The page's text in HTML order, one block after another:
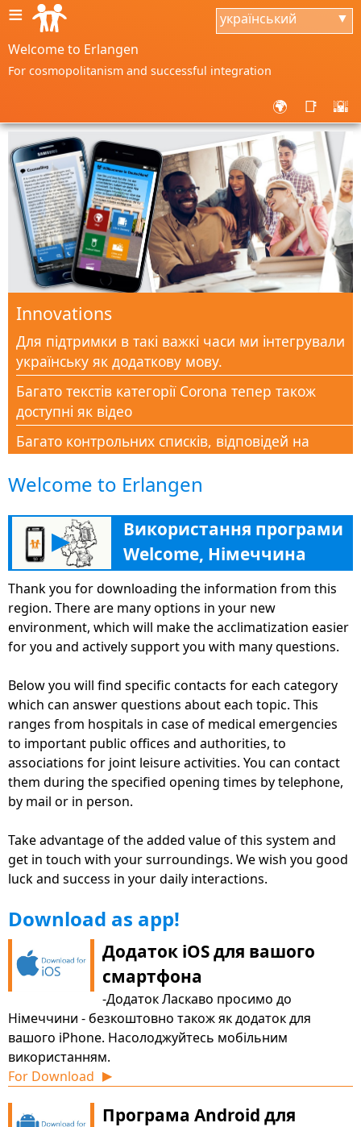
≡ український ▼
Welcome to Erlangen
For cosmopolitanism and successful integration
🌍 📑 🌇
Innovations
Для підтримки в такі важкі часи ми інтегрували
українську як додаткову мову.
Багато текстів категорії Corona тепер також
доступні як відео
Багато контрольних списків, відповідей на
розділі Corona Help
Нова категорія Corona-Aid, щоб підтримати всіх
людей у цей кризовий час знаннями
Новий розділ «Освіта» допомагає багатьма
порадами, адресами та інформацією в
подальшому навчанні, щоб знайти свій шлях на
німецький ринок праці
Додаток Welcome в Німеччині тепер просто та
deutschland.welcome-app-germany.de
Платформа Sisters www.Familie-und-Beruf.online
для кращого балансу між роботою та особистим
життям, доступна у вигляді безкоштовних
програм, веб-сайтів і програмного
забезпечення для ПК
У новому розділі «Ринок праці» подано багато
порад та інформації, які допоможуть вам почати
роботу в світі
багатьох областях допомагають легко зрозуміти
й вивчити німецьку мову
Тепер доступний також польською та чеською
мовами для кращого сусідства
Сфера освітніх пропозицій допомагає успішно
опанувати мову для кращого розуміння
Новий регіон Передня Померанія-Грайфвальд
доступний для завантаження
Welcome to Erlangen
▶
Використання програми
Welcome, Німеччина
Thank you for downloading the information from this
region. There are many options in your new
environment, which will make the acclimatization easier
for you and actively support you with many questions.
Below you will find specific contacts for each category
which can answer questions about each topic. This
ranges from hospitals in case of medical emergencies
to important public offices and authorities, to
associations for joint leisure activities. You can contact
them during the specified opening times by telephone,
by mail or in person.
Take advantage of the added value of this system and
get in touch with your surroundings. We wish you good
luck and success in your daily interactions.
Download as app!
Додаток iOS для вашого
смартфона
-Додаток Ласкаво просимо до
Німеччини - безкоштовно також як додаток для
вашого iPhone. Насолоджуйтесь мобільним
використанням.
For Download
▶
Програма Android для